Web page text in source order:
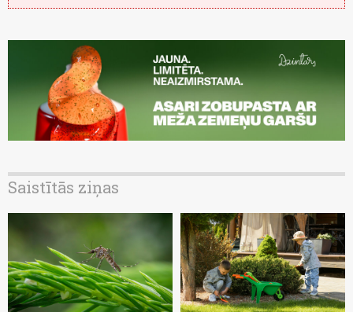
Saistītās ziņas